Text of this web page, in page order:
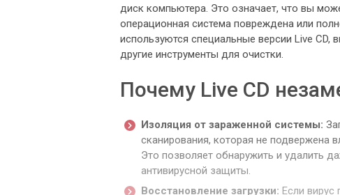
диск компьютера. Это означает, что вы
операционная система повреждена или
используются специальные версии Live
другие инструменты для очистки.
Почему Live CD
Изоляция от зараженной системы:
сканирования, которая не подвержена
Это позволяет обнаружить и удалить
антивирусной защиты.
Восстановление загрузки: Если